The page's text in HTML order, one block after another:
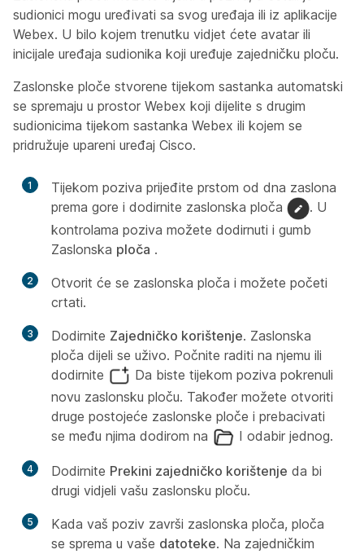
sudionici mogu uređivati sa svog uređaja ili iz aplikacije
Webex. U bilo kojem trenutku vidjet ćete avatar ili
inicijale uređaja sudionika koji uređuje zajedničku ploču.
Zaslonske ploče stvorene tijekom sastanka automatski
se spremaju u prostor Webex koji dijelite s drugim
sudionicima tijekom sastanka Webex ili kojem se
pridružuje upareni uređaj Cisco.
1
Tijekom poziva prijeđite prstom od dna zaslona
prema gore i dodirnite zaslonska ploča
. U
kontrolama poziva možete dodirnuti i gumb
Zaslonska ploča .
2
Otvorit će se zaslonska ploča i možete početi
crtati.
3 Dodirnite Zajedničko korištenje. Zaslonska
ploča dijeli se uživo. Počnite raditi na njemu ili
dodirnite
Da biste tijekom poziva pokrenuli
novu zaslonsku ploču. Također možete otvoriti
druge postojeće zaslonske ploče i prebacivati
se među njima dodirom na
I odabir jednog.
4 Dodirnite Prekini zajedničko korištenje da bi
drugi vidjeli vašu zaslonsku ploču.
5
Kada vaš poziv završi zaslonska ploča, ploča
se sprema u vaše datoteke. Na zajedničkim